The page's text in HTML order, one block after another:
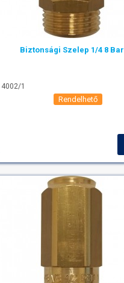
Biztonsági Szelep 1/4 8 Bar
1
Rendelhető